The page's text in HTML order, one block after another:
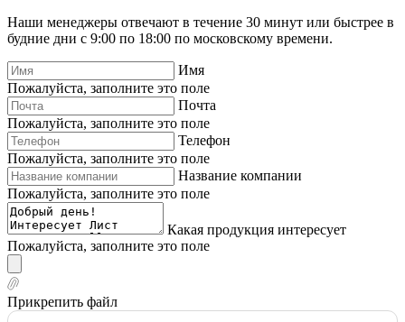
Наши менеджеры отвечают в течение 30 минут или быстрее в
будние дни с 9:00 по 18:00 по московскому времени.
Имя
Пожалуйста, заполните это поле
Почта
Пожалуйста, заполните это поле
Телефон
Пожалуйста, заполните это поле
Название компании
Пожалуйста, заполните это поле
Какая продукция интересует
Пожалуйста, заполните это поле
Прикрепить файл